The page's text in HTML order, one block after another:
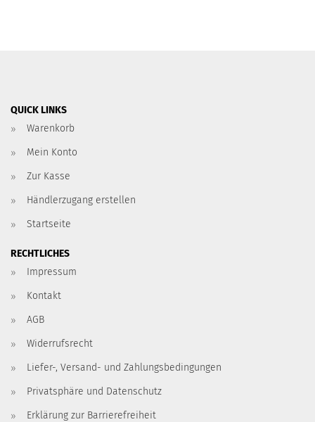
QUICK LINKS
Warenkorb
Mein Konto
Zur Kasse
Händlerzugang erstellen
Startseite
RECHTLICHES
Impressum
Kontakt
AGB
Widerrufsrecht
Liefer-, Versand- und Zahlungsbedingungen
Privatsphäre und Datenschutz
Erklärung zur Barrierefreiheit